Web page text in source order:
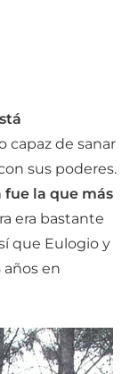
capaz de sanar
sus poderes.
fue la que más
era bastante
que Eulogio y
años en